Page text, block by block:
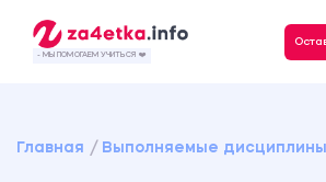
- МЫ ПОМОГАЕМ УЧИТЬСЯ ❤️
Главная Выполняемые дисциплины